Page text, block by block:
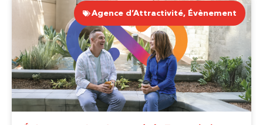
Agence d’Attractivité, Évènement